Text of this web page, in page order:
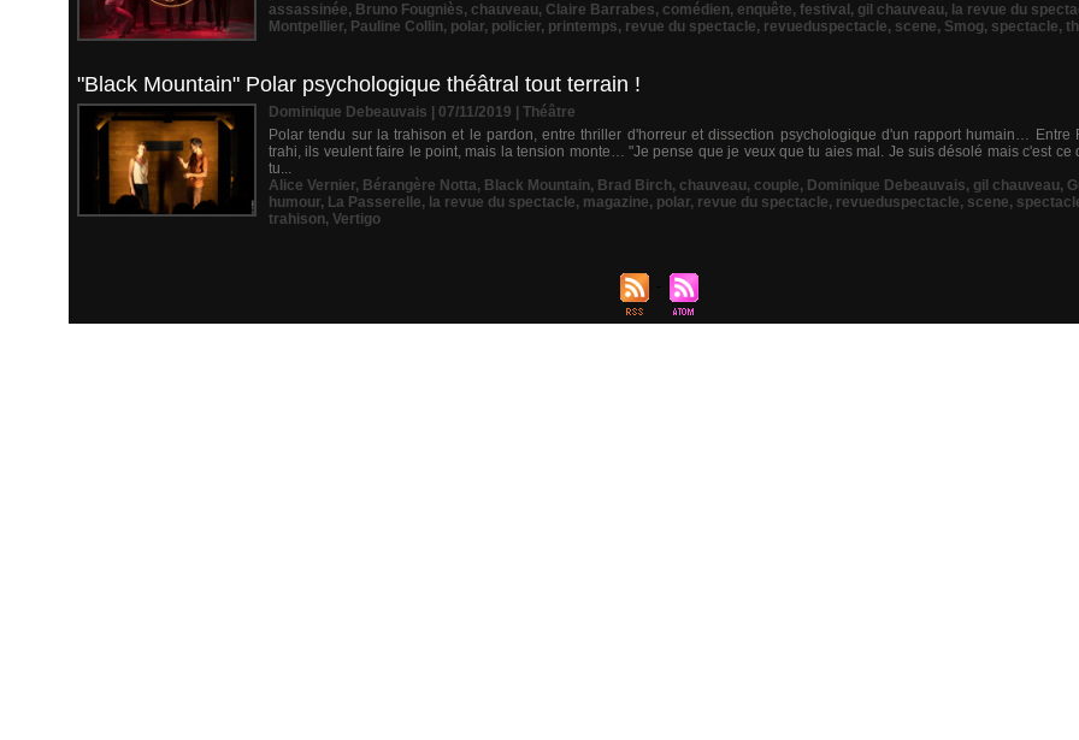
assassinée, Bruno Fougniès, chauveau, Claire Barrabes, comédien, enquête, festival , gil chauveau, la revue du
Montpellier, Pauline Collin, polar, policier, printemps, revue du spectacle, revueduspectacle, scene, Smog, spectacle,
"Black Mountain" Polar psychologique théâtral tout terrain !
Dominique Debeauvais | 07/11/2019
Théâtre
Polar tendu sur la trahison et le pardon, entre thriller d'horreur et dissection psychologique d'un rapport humain…
trahi, ils veulent faire le point, mais la tension monte… "Je pense que je veux que tu aies mal. Je suis désolé mais c'est ce
tu...
Alice Vernier, Bérangère Notta, Black Mountain, Brad Birch, chauveau, couple, Dominique Debeauvais, gil chauveau,
humour, La Passerelle, la revue du spectacle, magazine, polar, revue du spectacle, revueduspectacle, scene,
trahison, Vertigo